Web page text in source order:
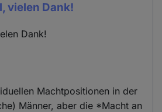
vielen Dank!
Dank!
Machtpositionen in der
Männer, aber die *Macht an